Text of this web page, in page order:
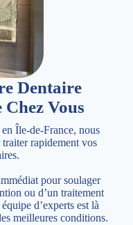
Dentaire
Vous
Île-de-France, nous
rapidement vos
pour soulager
ou d’un traitement
d’experts est là
meilleures conditions.